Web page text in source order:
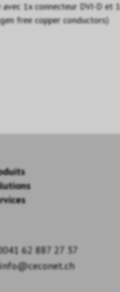
1x connecteur DVI-D
free copper conductors)
62 887 27 37